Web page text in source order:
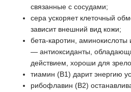
связанные с сосудами;
сера ускоряет клеточный
зависит внешний вид кожи;
бета-каротин,
— антиоксиданты,
действием, хороши для
тиамин (В1) дарит энергию
рибофлавин (В2)